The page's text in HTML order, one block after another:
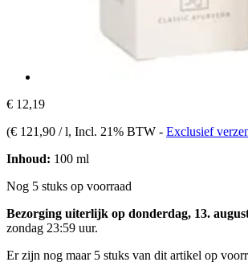
€ 12,19
(€ 121,90 / l, Incl. 21% BTW - Exclusief
Inhoud: 100 ml
Nog 5 stuks op voorraad
Bezorging uiterlijk op donderdag, 13.
zondag 23:59 uur.
Er zijn nog maar 5 stuks van dit artikel op